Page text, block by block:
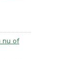
nu of